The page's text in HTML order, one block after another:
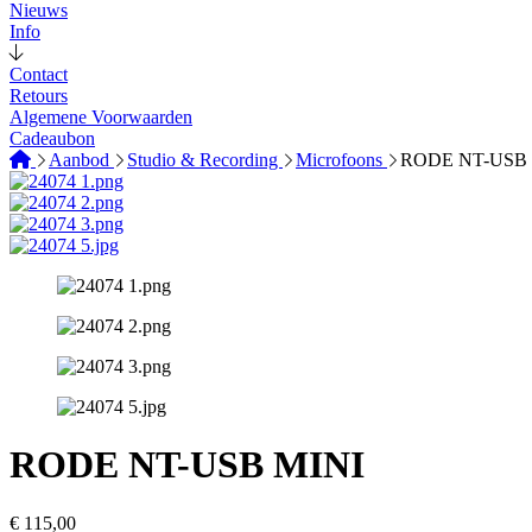
Nieuws
Info
Contact
Retours
Algemene Voorwaarden
Cadeaubon
Aanbod
Studio & Recording Microfoons RODE NT-
RODE NT-USB MINI
€ 115,00